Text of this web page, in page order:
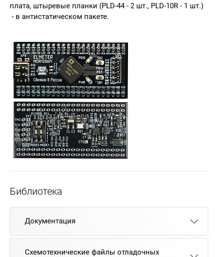
плата, штыревые планки (PLD-44 - 2 шт., PLD-10R - 1 шт.)
- в антистатическом пакете.
Библиотека
Документация
Схемотехнические файлы отладочных